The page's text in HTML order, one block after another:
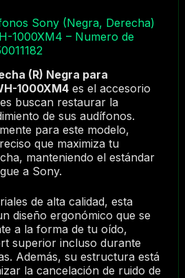
Sony (Negra, Derecha)
1000XM4 – Numero de
(R) Negra para
1000XM4es el accesorio
buscan restaurar la
de sus audífonos.
para este modelo,
que maximiza tu
manteniendo el estándar
a Sony.
de alta calidad, esta
diseño ergonómico que se
a la forma de tu oído,
superior incluso durante
Además, su estructura está
la cancelación de ruido de